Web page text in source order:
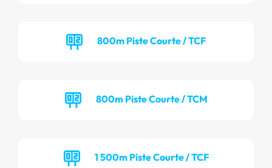
800m Piste Courte / TCF
800m Piste Courte / TCM
1 500m Piste Courte / TCF